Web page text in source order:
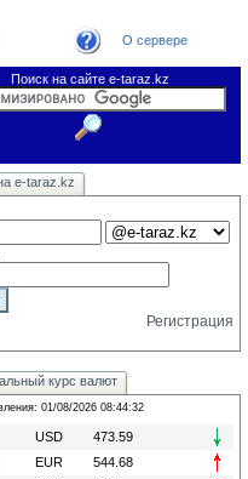
О сервере
Поиск на сайте e-taraz.kz
Погода в Таразе
справочник
e-taraz Замечания и предложения
e-taraz.kz
Регистрация
курс валют
01/08/2026 08:44:32
USD
473.59
EUR
544.68